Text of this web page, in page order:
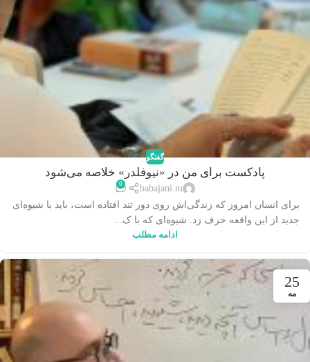
گفتگو
پادکست برای من در «نیوفلدر» خلاصه می‌شود
babajani.m
0
برای انسان امروز که زندگی‌اش روی دور تند افتاده است، باید با شیوه‌ای
جدید از این واقعه حرف زد. شیوه‌ای که با ک...
ادامه مطلب
25
مه